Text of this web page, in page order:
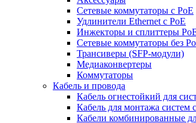
Сетевые коммутаторы с РоЕ
Удлинители Ethernet с PoE
Инжекторы и сплиттеры
Сетевые коммутаторы без
Трансиверы (SFP-модули)
Медиаконвертеры
Коммутаторы
Кабель и провода
Кабель огнестойкий для
Кабель для монтажа систем
Кабели комбинированные